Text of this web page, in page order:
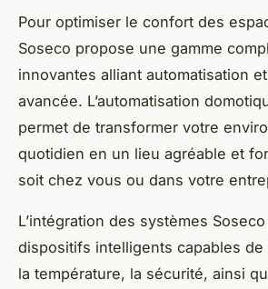
Pour optimiser le confort des
Soseco propose une gamme
innovantes alliant automatisation
avancée. L’automatisation
permet de transformer votre
quotidien en un lieu agréable et
soit chez vous ou dans votre
L’intégration des systèmes
dispositifs intelligents capables de
la température, la sécurité, ainsi